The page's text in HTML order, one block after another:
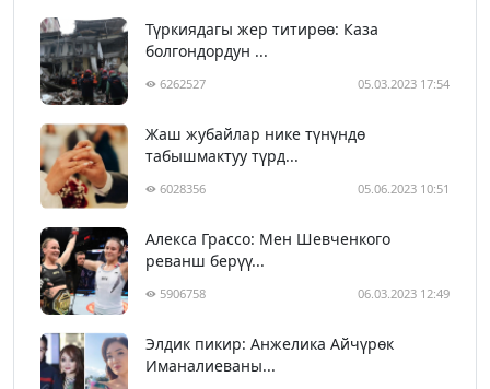
Түркиядагы жер титирөө: Каза
болгондордун ...
6262527 05.03.2023 17:54
Жаш жубайлар нике түнүндө
табышмактуу түрд...
6028356 05.06.2023 10:51
Алекса Грассо: Мен Шевченкого
реванш берүү...
5906758 06.03.2023 12:49
Элдик пикир: Анжелика Айчүрөк
Иманалиеваны...